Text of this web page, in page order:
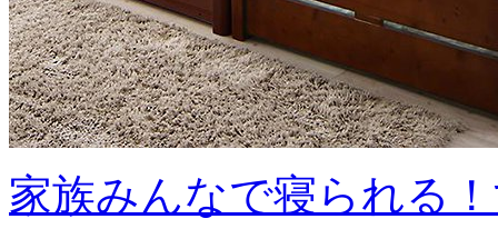
家族みんなで寝られる